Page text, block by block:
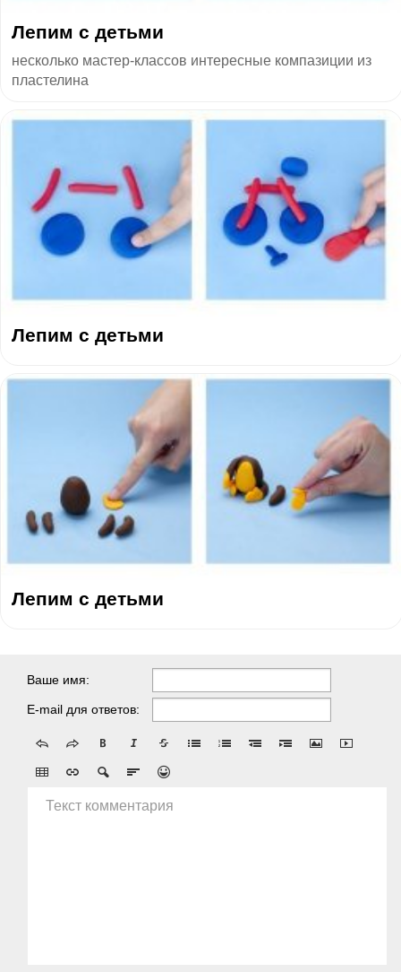
Лепим с детьми
несколько мастер-классов интересные компазиции из
пластелина
Лепим с детьми
Лепим с детьми
Ваше имя:
E-mail для ответов:
Текст комментария